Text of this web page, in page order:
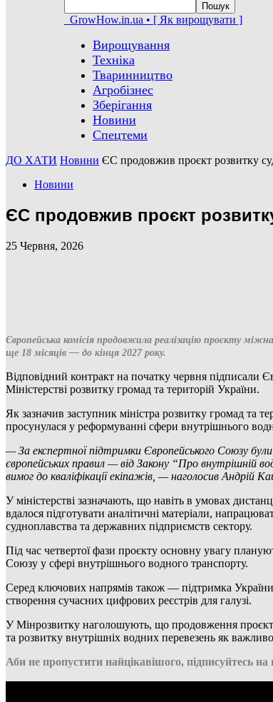
GrowHow.in.ua • [ Як вирощувати ]
Вирощування
Техніка
Тваринництво
Агробізнес
Зберігання
Новини
Спецтеми
ДО ХАТИ Новини ЄС продовжив проєкт розвитку
Новини
ЄС продовжив проєкт
25 Червня, 2026
Європейська комісія продовжила реалізацію проєкту
ще 18 місяців — до кінця 2027 року.
Відповідний контракт на початку червня підписали
Міністерстві розвитку громад та територій України.
Як зазначив заступник міністра розвитку громад та
просунулася у реформуванні сфери внутрішнього
— За експертної підтримки Європейського Союзу були
європейських правил — від Закону “Про внутрішній
вимог до кваліфікації екіпажів, — наголосив Андрій
У міністерстві зазначають, що навіть в умовах
вдалося підготувати аналітичні матеріали,
судноплавства та державних підприємств сектору.
Під час четвертої фази проєкту основну увагу
Союзу у сфері внутрішнього водного транспорту.
Серед ключових напрямів також — підтримка України
створення сучасних цифрових реєстрів для галузі.
У Мінрозвитку наголошують, що продовження проєкту
та розвитку внутрішніх водних перевезень як
Аби не пропустити найцікавішого, підписуйтесь